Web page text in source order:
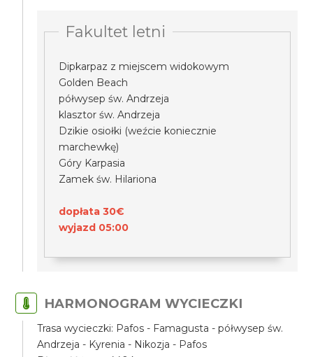
Fakultet letni
Dipkarpaz z miejscem widokowym
Golden Beach
półwysep św. Andrzeja
klasztor św. Andrzeja
Dzikie osiołki (weźcie koniecznie
marchewkę)
Góry Karpasia
Zamek św. Hilariona
dopłata 30€
wyjazd 05:00
HARMONOGRAM WYCIECZKI
Trasa wycieczki: Pafos - Famagusta - półwysep św.
Andrzeja - Kyrenia - Nikozja - Pafos